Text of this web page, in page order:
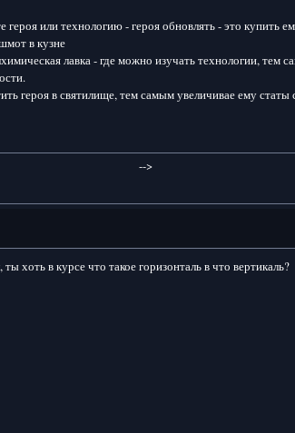
героя или технологию - героя обновлять - это купить
в кузне
лавка - где можно изучать технологии, тем
героя в святилище, тем самым увеличивае ему статы
-->
хоть в курсе что такое горизонталь в что вертикаль?